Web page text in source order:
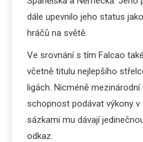
dále upevnilo jeho status
hráčů na světě.
Ve srovnání s tím Falcao
včetně titulu nejlepšího
ligách. Nicméně
schopnost podávat výkony
sázkami mu dávají
odkaz.